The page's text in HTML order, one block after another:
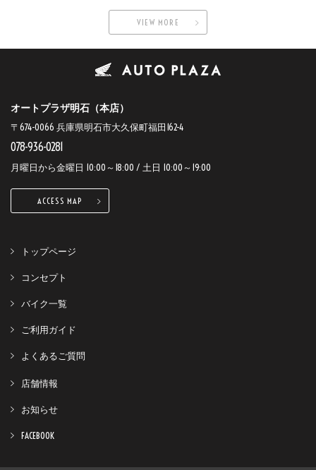
VIEW MORE
オートプラザ明石（本店）
〒674-0066 兵庫県明石市大久保町福田162-4
078-936-0281
月曜日から金曜日 10:00～18:00 / 土日 10:00～19:00
ACCESS MAP
トップページ
コンセプト
バイク一覧
ご利用ガイド
よくあるご質問
店舗情報
お知らせ
FACEBOOK